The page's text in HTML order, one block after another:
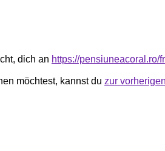
dich an https://
möchtest, kannst du zur